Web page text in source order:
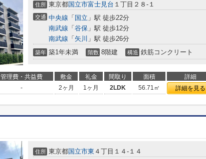
住所 東京都国立市富士見台 １丁目２８-１
交通 中央線 「 国立 」駅 徒歩22分
南武線 「 谷保 」駅 徒歩12分
南武線 「 矢川 」駅 徒歩26分
築年 築1年未満 階数 8階建 構造 鉄筋コンクリート
管理費・共益費 敷金 礼金 間取り 面積 詳細
- 2ヶ月 1ヶ月 2LDK 56.71㎡ 詳細を見る
住所 東京都国立市東 ４丁目１４-１４